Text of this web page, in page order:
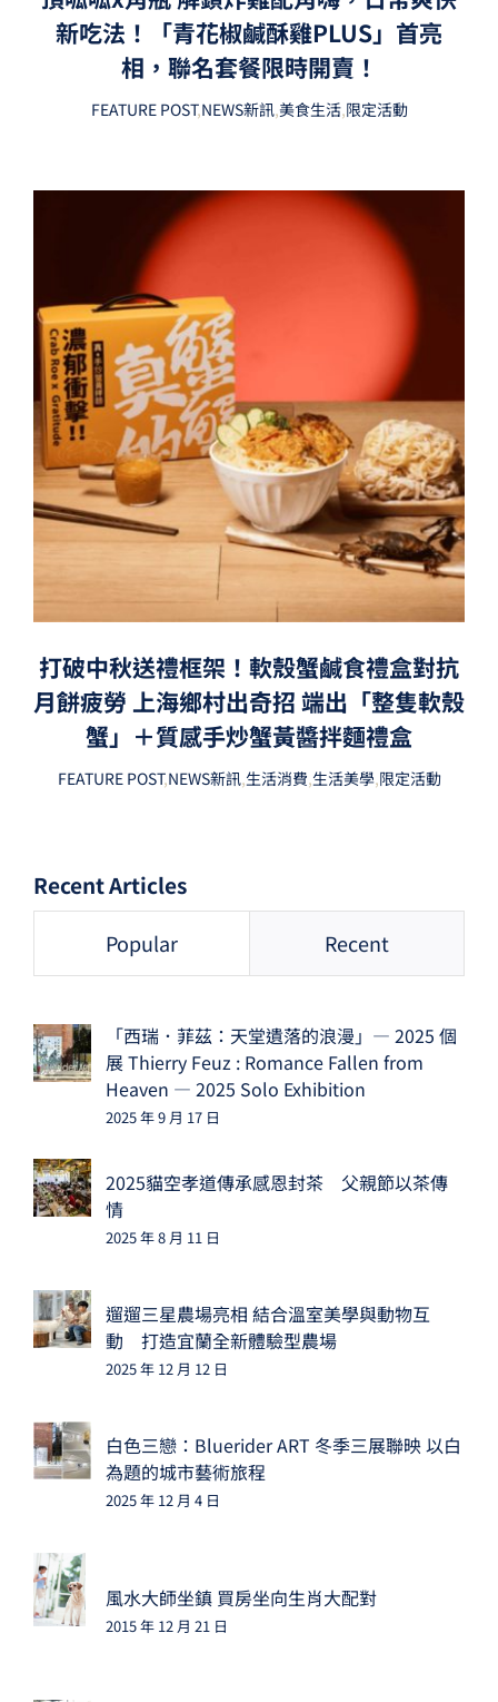
新吃法！「青花椒鹹酥雞PLUS」首亮
相，聯名套餐限時開賣！
FEATURE POST,NEWS新訊,美食生活,限定活動
打破中秋送禮框架！軟殼蟹鹹食禮盒對抗
月餅疲勞 上海鄉村出奇招 端出「整隻軟殼
蟹」＋質感手炒蟹黃醬拌麵禮盒
FEATURE POST,NEWS新訊,生活消費,生活美學,限定活動
Recent Articles
Popular Recent
「西瑞．菲茲：天堂遺落的浪漫」— 2025 個
展 Thierry Feuz : Romance Fallen from
Heaven — 2025 Solo Exhibition
2025 年 9 月 17 日
2025貓空孝道傳承感恩封茶 父親節以茶傳
情
2025 年 8 月 11 日
遛遛三星農場亮相 結合溫室美學與動物互
動 打造宜蘭全新體驗型農場
2025 年 12 月 12 日
白色三戀：Bluerider ART 冬季三展聯映 以白
為題的城市藝術旅程
2025 年 12 月 4 日
風水大師坐鎮 買房坐向生肖大配對
2015 年 12 月 21 日